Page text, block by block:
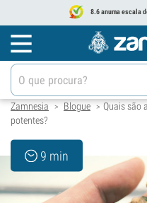
8.6 anuma escala
Zamnesia > Blogue > Quais são
potentes?
9 min